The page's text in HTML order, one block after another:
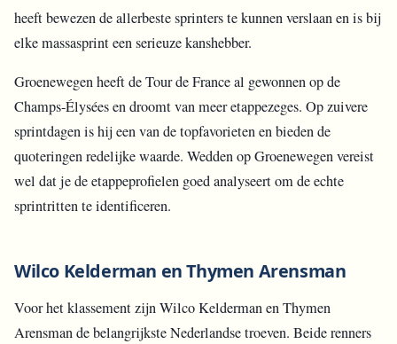
heeft bewezen de allerbeste sprinters te kunnen verslaan en is bij
elke massasprint een serieuze kanshebber.
Groenewegen heeft de Tour de France al gewonnen op de
Champs-Élysées en droomt van meer etappezeges. Op zuivere
sprintdagen is hij een van de topfavorieten en bieden de
quoteringen redelijke waarde. Wedden op Groenewegen vereist
wel dat je de etappeprofielen goed analyseert om de echte
sprintritten te identificeren.
Wilco Kelderman en Thymen Arensman
Voor het klassement zijn Wilco Kelderman en Thymen
Arensman de belangrijkste Nederlandse troeven. Beide renners